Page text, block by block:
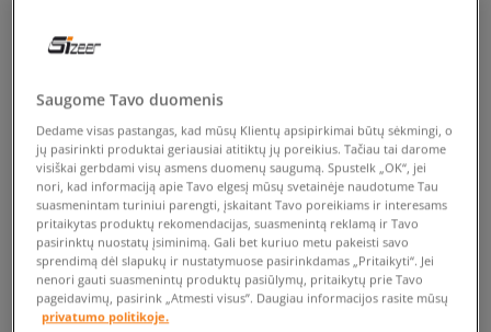
Saugome Tavo duomenis
Dedame visas pastangas, kad mūsų Klientų apsipirkimai būtų sėkmingi, o
jų pasirinkti produktai geriausiai atitiktų jų poreikius. Tačiau tai darome
visiškai gerbdami visų asmens duomenų saugumą. Spustelk „OK“, jei
nori, kad informaciją apie Tavo elgesį mūsų svetainėje naudotume Tau
suasmenintam turiniui parengti, įskaitant Tavo poreikiams ir interesams
pritaikytas produktų rekomendacijas, suasmenintą reklamą ir Tavo
pasirinktų nuostatų įsiminimą. Gali bet kuriuo metu pakeisti savo
sprendimą dėl slapukų ir nustatymuose pasirinkdamas „Pritaikyti“. Jei
nenori gauti suasmenintų produktų pasiūlymų, pritaikytų prie Tavo
pageidavimų, pasirink „Atmesti visus”. Daugiau informacijos rasite mūsų
privatumo politikoje.